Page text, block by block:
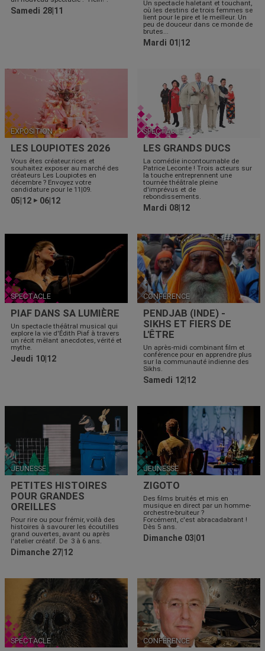
Samedi 28|11
Un spectacle haletant et touchant,
où les destins de trois femmes se
lient pour le pire et le meilleur. Un
peu de douceur dans ce monde de
brutes...
Mardi 01|12
EXPOSITION
LES LOUPIOTES 2026
Vous êtes créateur.rices et
souhaitez exposer au marché des
créateurs Les Loupiotes en
décembre ? Envoyez votre
candidature pour le 11|09.
05|12 ▶ 06|12
SPECTACLE
LES GRANDS DUCS
La comédie incontournable de
Patrice Leconte ! Trois acteurs sur
la touche entreprennent une
tournée théâtrale pleine
d'imprévus et de
rebondissements.
Mardi 08|12
SPECTACLE
PIAF DANS SA LUMIÈRE
Un spectacle théâtral musical qui
explore la vie d'Édith Piaf à travers
un récit mêlant anecdotes, vérité et
mythe.
Jeudi 10|12
CONFÉRENCE
PENDJAB (INDE) -
SIKHS ET FIERS DE
L'ÊTRE
Un après-midi combinant film et
conférence pour en apprendre plus
sur la communauté indienne des
Sikhs.
Samedi 12|12
JEUNESSE
PETITES HISTOIRES
POUR GRANDES
OREILLES
Pour rire ou pour frémir, voilà des
histoires à savourer les écoutilles
grand ouvertes, avant ou après
l'atelier créatif. De 3 à 6 ans.
Dimanche 27|12
JEUNESSE
ZIGOTO
Des films bruités et mis en
musique en direct par un homme-
orchestre-bruiteur ?
Forcément, c'est abracadabrant !
Dès 5 ans.
Dimanche 03|01
SPECTACLE CONFÉRENCE